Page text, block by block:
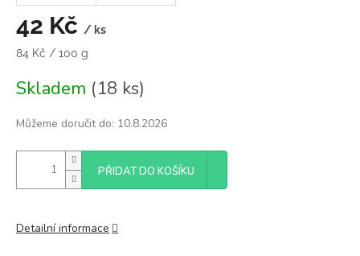
42 Kč / ks
Měrná
84 Kč / 100 g
Skladem (18 ks)
Můžeme doručit do: 10.8.2026
PŘIDAT DO KOŠÍKU
Detailní informace